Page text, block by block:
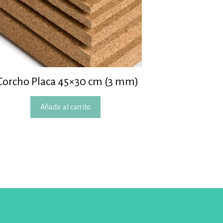
Placa 45×30 cm (3 mm)
Añadir al carrito